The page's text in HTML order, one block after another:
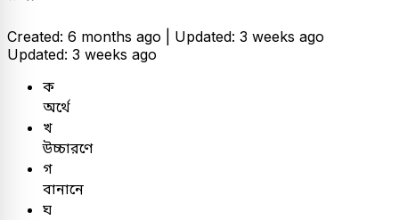
Created: 6 months ago | Updated: 3 weeks ago
Updated: 3 weeks ago
ক
অর্থে
খ
উচ্চারণে
গ
বানানে
ঘ